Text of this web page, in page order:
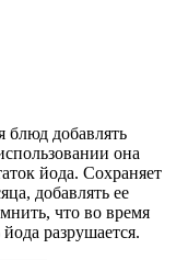
блюд добавлять
она
йода. Сохраняет
добавлять ее
что во время
разрушается.